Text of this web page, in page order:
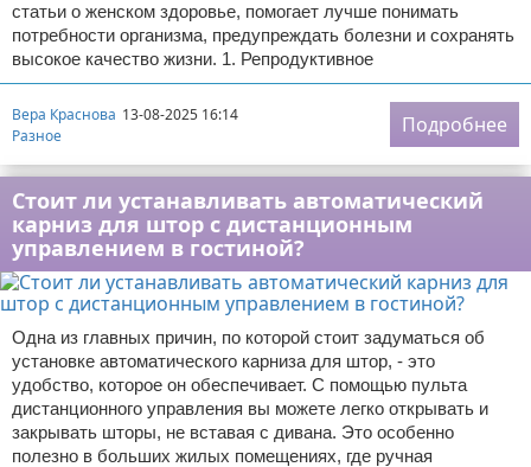
статьи о женском здоровье, помогает лучше понимать
потребности организма, предупреждать болезни и сохранять
высокое качество жизни. 1. Репродуктивное
Вера Краснова 13-08-2025 16:14
Разное
Подробнее
Стоит ли устанавливать автоматический
карниз для штор с дистанционным
управлением в гостиной?
Одна из главных причин, по которой стоит задуматься об
установке автоматического карниза для штор, - это
удобство, которое он обеспечивает. С помощью пульта
дистанционного управления вы можете легко открывать и
закрывать шторы, не вставая с дивана. Это особенно
полезно в больших жилых помещениях, где ручная